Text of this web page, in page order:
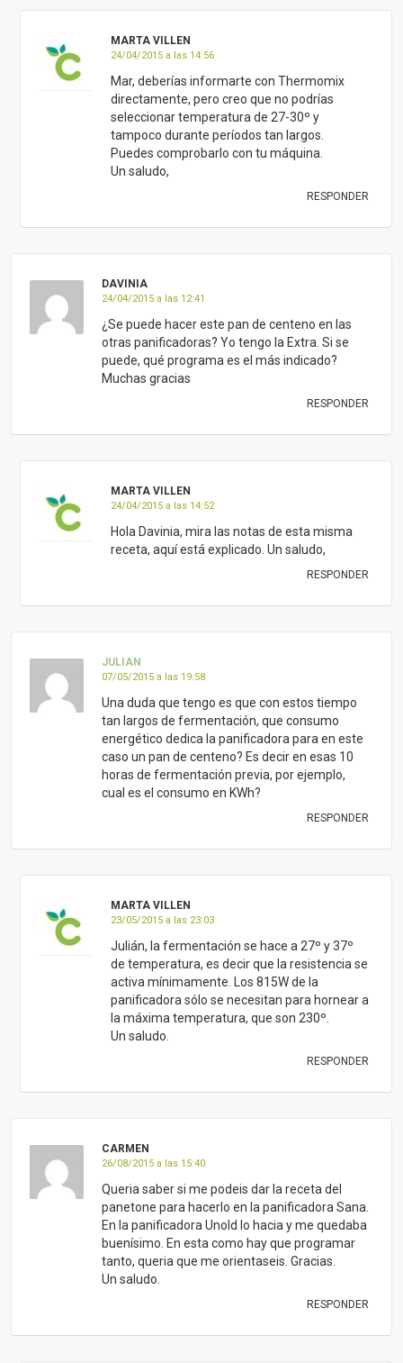
MARTA VILLEN
24/04/2015 a las 14:56
Mar, deberías informarte con Thermomix
directamente, pero creo que no podrías
seleccionar temperatura de 27-30º y
tampoco durante períodos tan largos.
Puedes comprobarlo con tu máquina.
Un saludo,
RESPONDER
DAVINIA
24/04/2015 a las 12:41
¿Se puede hacer este pan de centeno en las
otras panificadoras? Yo tengo la Extra. Si se
puede, qué programa es el más indicado?
Muchas gracias
RESPONDER
MARTA VILLEN
24/04/2015 a las 14:52
Hola Davinia, mira las notas de esta misma
receta, aquí está explicado. Un saludo,
RESPONDER
JULIAN
07/05/2015 a las 19:58
Una duda que tengo es que con estos tiempo
tan largos de fermentación, que consumo
energético dedica la panificadora para en este
caso un pan de centeno? Es decir en esas 10
horas de fermentación previa, por ejemplo,
cual es el consumo en KWh?
RESPONDER
MARTA VILLEN
23/05/2015 a las 23:03
Julián, la fermentación se hace a 27º y 37º
de temperatura, es decir que la resistencia se
activa mínimamente. Los 815W de la
panificadora sólo se necesitan para hornear a
la máxima temperatura, que son 230º.
Un saludo.
RESPONDER
CARMEN
26/08/2015 a las 15:40
Queria saber si me podeis dar la receta del
panetone para hacerlo en la panificadora Sana.
En la panificadora Unold lo hacia y me quedaba
buenísimo. En esta como hay que programar
tanto, queria que me orientaseis. Gracias.
Un saludo.
RESPONDER